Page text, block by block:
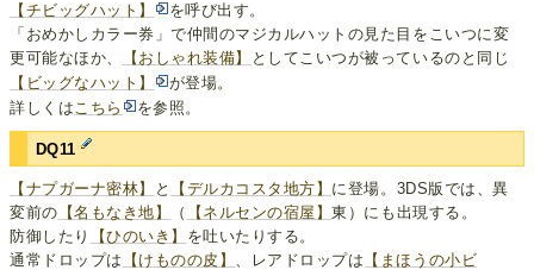
【チビッグハット】
を呼び出す。
「おめかしカラー券」で仲間のマジカルハットの見た目をこいつに変
更可能なほか、
【おしゃれ装備】
としてこいつが被っているのと同じ
【ビッグなハット】
が登場。
詳しくはこちら を参照。
DQ11
【ナプガーナ密林】 と 【デルカコスタ地方】 に登場。3DS版では、異
変前の 【名もなき地】 （ 【ネルセンの宿屋】東）にも出現する。
防御したり
【ひのいき】 を吐いたりする。
通常ドロップは
【けものの皮】 、レアドロップは 【まほうの小ビ